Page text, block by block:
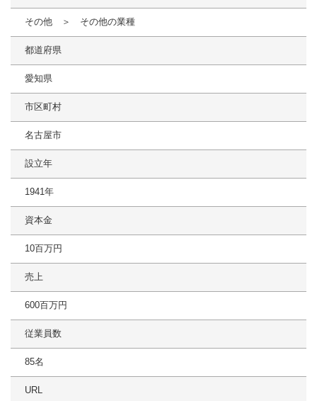
その他 ＞ その他の業種
都道府県
愛知県
市区町村
名古屋市
設立年
1941年
資本金
10百万円
売上
600百万円
従業員数
85名
URL